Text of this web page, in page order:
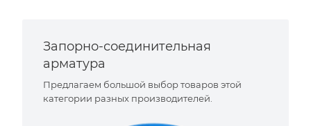
Запорно-соединительная
арматура
Предлагаем большой выбор товаров этой
категории разных производителей.